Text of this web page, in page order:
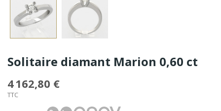
Solitaire diamant Marion 0,60 ct
4 162,80 €
TTC